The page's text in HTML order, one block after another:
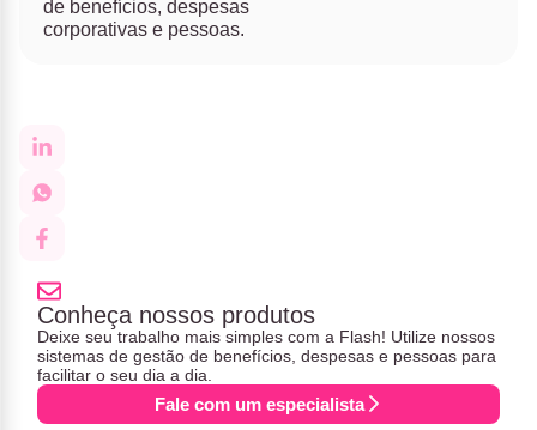
de benefícios, despesas
corporativas e pessoas.
Conheça nossos produtos
Deixe seu trabalho mais simples com a Flash! Utilize nossos
sistemas de gestão de benefícios, despesas e pessoas para
facilitar o seu dia a dia.
Fale com um especialista